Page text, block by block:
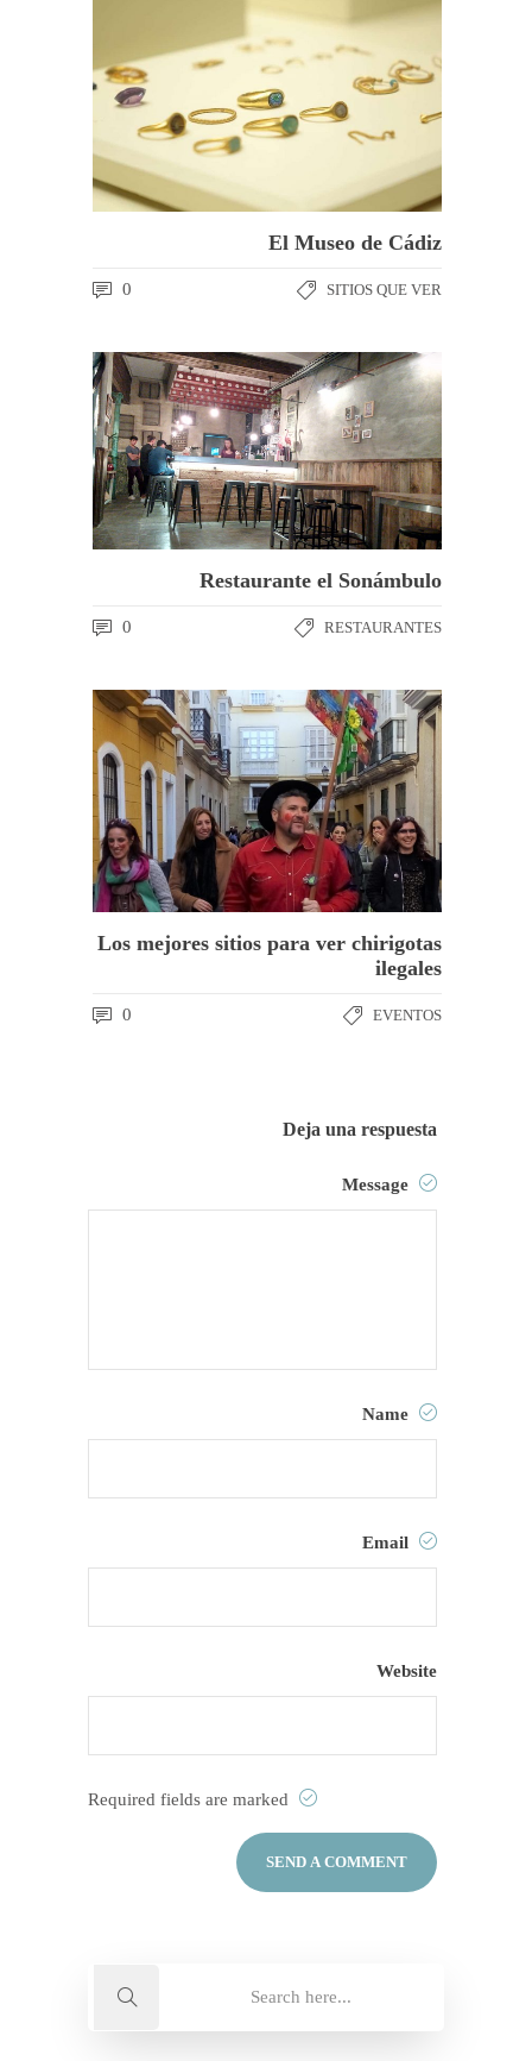
El Museo de Cádiz
SITIOS QUE VER
0
Restaurante el Sonámbulo
RESTAURANTES
0
Los mejores sitios para ver chirigotas
ilegales
EVENTOS
0
Deja una respuesta
Message
Name
Email
Website
Required fields are marked